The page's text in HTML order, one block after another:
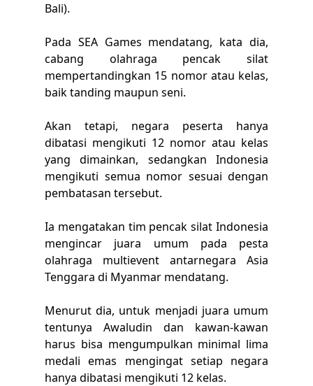
Bali).
Pada SEA Games mendatang, kata dia,
cabang olahraga pencak silat
mempertandingkan 15 nomor atau kelas,
baik tanding maupun seni.
Akan tetapi, negara peserta hanya
dibatasi mengikuti 12 nomor atau kelas
yang dimainkan, sedangkan Indonesia
mengikuti semua nomor sesuai dengan
pembatasan tersebut.
Ia mengatakan tim pencak silat Indonesia
mengincar juara umum pada pesta
olahraga multievent antarnegara Asia
Tenggara di Myanmar mendatang.
Menurut dia, untuk menjadi juara umum
tentunya Awaludin dan kawan-kawan
harus bisa mengumpulkan minimal lima
medali emas mengingat setiap negara
hanya dibatasi mengikuti 12 kelas.